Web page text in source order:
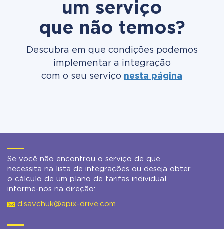
um serviço
que não temos?
Descubra em que condições podemos
implementar a integração
com o seu serviço nesta página
Se você não encontrou o serviço de que
necessita na lista de integrações ou deseja obter
o cálculo de um plano de tarifas individual,
informe-nos na direção:
d.savchuk@apix-drive.com